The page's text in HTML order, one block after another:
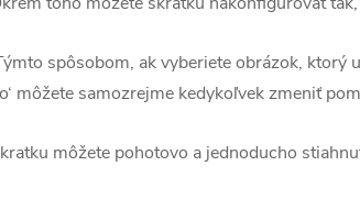
spôsobom, ak vyberiete obrázok, ktorý
môžete samozrejme kedykoľvek zmeniť
môžete pohotovo a jednoducho